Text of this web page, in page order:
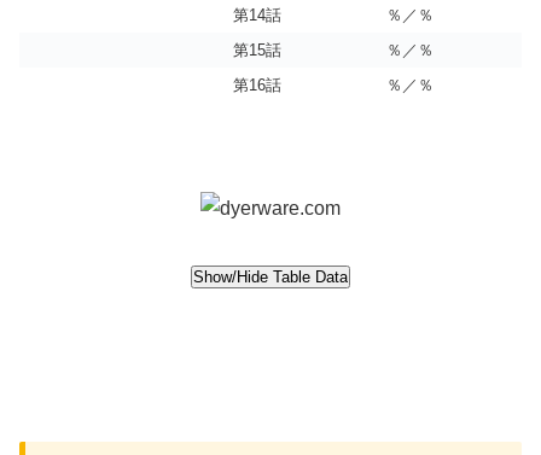
第14話
％／％
第15話
％／％
第16話
％／％